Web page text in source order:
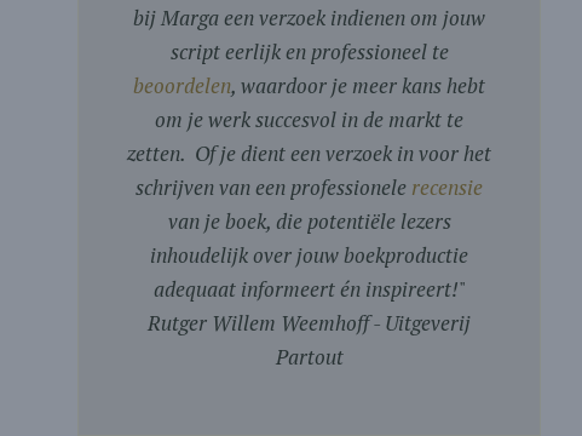
bij Marga een verzoek indienen om jouw
script eerlijk en professioneel te
beoordelen, waardoor je meer kans hebt
om je werk succesvol in de markt te
zetten. Of je dient een verzoek in voor het
schrijven van een professionele recensie
van je boek, die potentiële lezers
inhoudelijk over jouw boekproductie
adequaat informeert én inspireert!"
Rutger Willem Weemhoff - Uitgeverij
Partout